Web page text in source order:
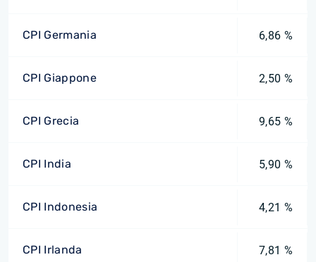
CPI Germania 6,86 %
CPI Giappone 2,50 %
CPI Grecia 9,65 %
CPI India 5,90 %
CPI Indonesia 4,21 %
CPI Irlanda 7,81 %